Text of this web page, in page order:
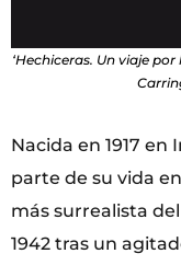
‘Hechiceras. Un viaje
Nacida en 1917
parte de su vida
más surrealista
1942 tras un